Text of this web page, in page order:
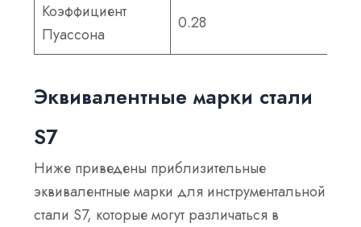
Коэффициент
Пуассона
0.28
Эквивалентные марки стали
S7
Ниже приведены приблизительные
эквивалентные марки для инструментальной
стали S7, которые могут различаться в